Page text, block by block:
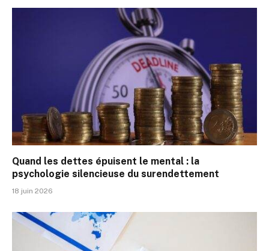
Quand les dettes épuisent le mental : la
psychologie silencieuse du surendettement
18 juin 2026